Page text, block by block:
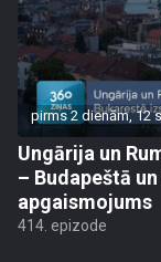
pirms 2 dienām, 12
Ungārija un
– Budapeštā
apgaismojums
414. epizode